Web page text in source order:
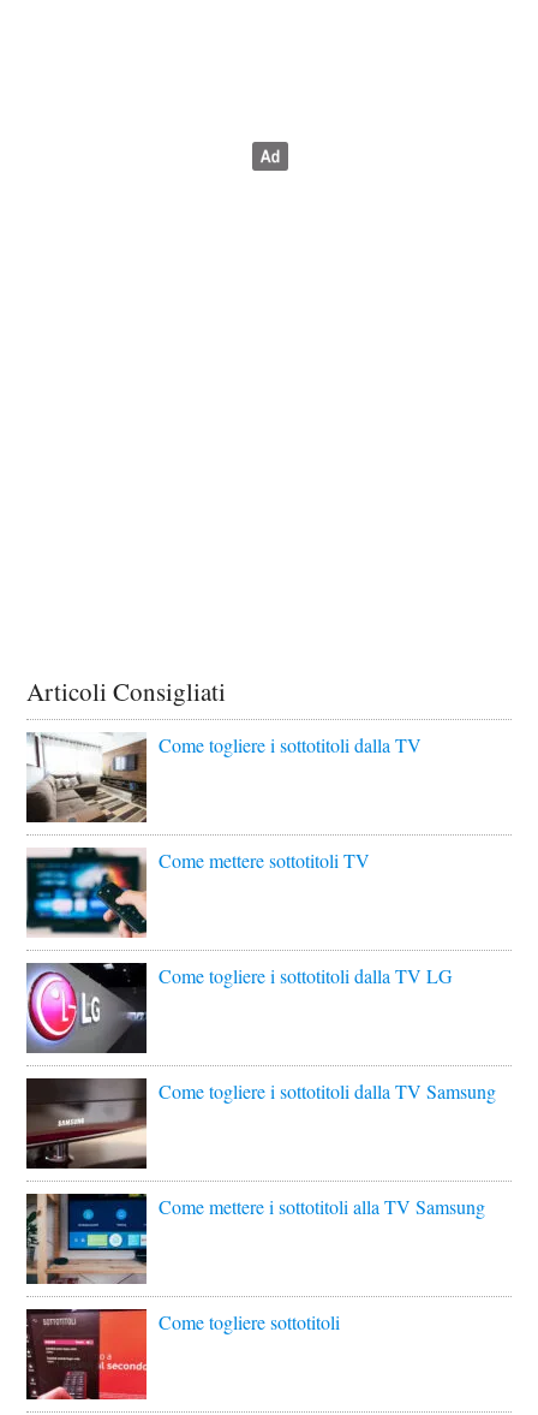
Articoli Consigliati
Come togliere i sottotitoli dalla TV
Come mettere sottotitoli TV
Come togliere i sottotitoli dalla TV LG
Come togliere i sottotitoli dalla TV Samsung
Come mettere i sottotitoli alla TV Samsung
Come togliere sottotitoli